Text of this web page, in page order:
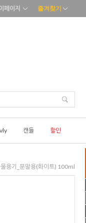
페이지 즐겨찾기
캔들 할인
용기_분말용(화이트) 100ml